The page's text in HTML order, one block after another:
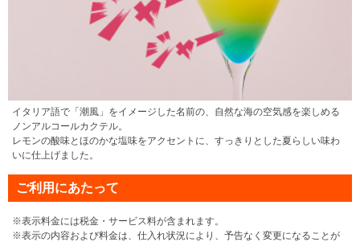
イタリア語で「潮風」をイメージした名前の、自然な海の空気感を楽しめる
ノンアルコールカクテル。
レモンの酸味とほのかな塩味をアクセントに、すっきりとした夏らしい味わ
いに仕上げました。
ご利用にあたって
※表示料金には税金・サービス料が含まれます。
※表示の内容および料金は、仕入れ状況により、予告なく変更になることが